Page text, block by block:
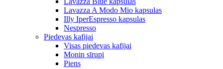
Lavazza A Modo Mio kapsulas
Illy IperEspresso kapsulas
Nespresso
Piedevas kafijai
Visas piedevas kafijai
Monin sīrupi
Piens